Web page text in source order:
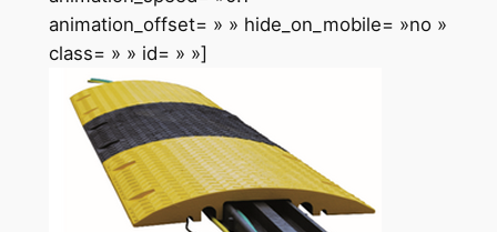
animation_offset= » » hide_on_mobile= »no »
class= » » id= » »]